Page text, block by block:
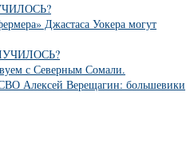
Джастаса Уокера могут
с Северным Сомали.
Алексей Верещагин: большевики